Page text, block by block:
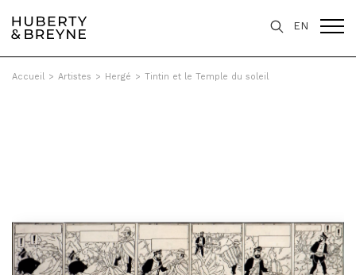
EN
Accueil > Artistes > Hergé > Tintin et le Temple du soleil